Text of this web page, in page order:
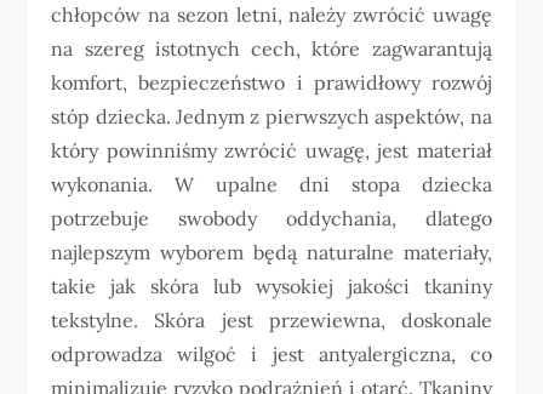
chłopców na sezon letni, należy zwrócić uwagę
na szereg istotnych cech, które zagwarantują
komfort, bezpieczeństwo i prawidłowy rozwój
stóp dziecka. Jednym z pierwszych aspektów, na
który powinniśmy zwrócić uwagę, jest materiał
wykonania. W upalne dni stopa dziecka
potrzebuje swobody oddychania, dlatego
najlepszym wyborem będą naturalne materiały,
takie jak skóra lub wysokiej jakości tkaniny
tekstylne. Skóra jest przewiewna, doskonale
odprowadza wilgoć i jest antyalergiczna, co
minimalizuje ryzyko podrażnień i otarć. Tkaniny